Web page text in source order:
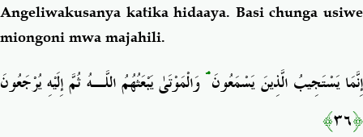
Angeliwakusanya katika hidaaya. Basi chunga usiwe
miongoni mwa majahili.
إِنَّمَا يَسْتَجِيبُ الَّذِينَ يَسْمَعُونَۘوَالْمَوْتَىٰ يَبْعَثُهُمُ اللَّـهُ ثُمَّ إِلَيْهِ يُرْجَعُونَ
﴿٣٦﴾